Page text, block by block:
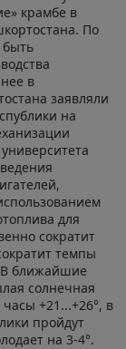
крамбе в
По
быть
в
заявляли
на
для
сократит
темпы
В ближайшие
солнечная
+21...+26°, в
пройдут
на 3-4°.